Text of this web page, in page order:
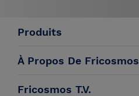
Produits
À Propos De Fricosmos
Fricosmos T.V.